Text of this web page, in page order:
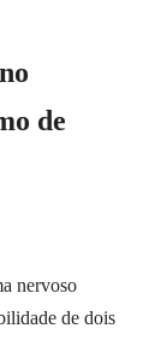
de
nervoso
de dois